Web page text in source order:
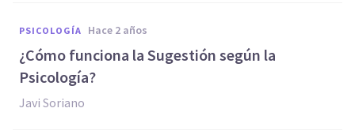
PSICOLOGÍA hace 2 años
¿Cómo funciona la Sugestión según la
Psicología?
Javi Soriano